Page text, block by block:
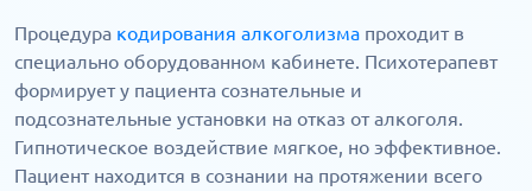
Процедура кодирования алкоголизма проходит в
специально оборудованном кабинете. Психотерапевт
формирует у пациента сознательные и
подсознательные установки на отказ от алкоголя.
Гипнотическое воздействие мягкое, но эффективное.
Пациент находится в сознании на протяжении всего